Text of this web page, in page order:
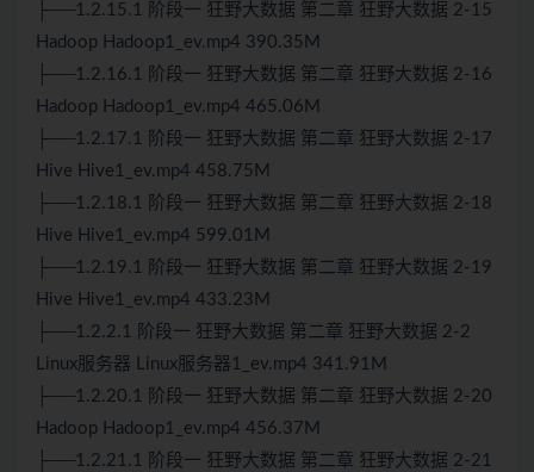
├──1.2.15.1 阶段一 狂野大数据 第二章 狂野大数据 2-15
Hadoop Hadoop1_ev.mp4 390.35M
├──1.2.16.1 阶段一 狂野大数据 第二章 狂野大数据 2-16
Hadoop Hadoop1_ev.mp4 465.06M
├──1.2.17.1 阶段一 狂野大数据 第二章 狂野大数据 2-17
Hive Hive1_ev.mp4 458.75M
├──1.2.18.1 阶段一 狂野大数据 第二章 狂野大数据 2-18
Hive Hive1_ev.mp4 599.01M
├──1.2.19.1 阶段一 狂野大数据 第二章 狂野大数据 2-19
Hive Hive1_ev.mp4 433.23M
├──1.2.2.1 阶段一 狂野大数据 第二章 狂野大数据 2-2
Linux服务器 Linux服务器1_ev.mp4 341.91M
├──1.2.20.1 阶段一 狂野大数据 第二章 狂野大数据 2-20
Hadoop Hadoop1_ev.mp4 456.37M
├──1.2.21.1 阶段一 狂野大数据 第二章 狂野大数据 2-21